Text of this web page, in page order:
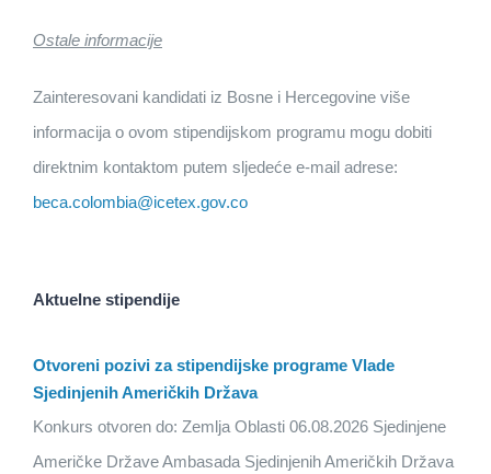
Ostale informacije
Zainteresovani kandidati iz Bosne i Hercegovine više
informacija o ovom stipendijskom programu mogu dobiti
direktnim kontaktom putem sljedeće e-mail adrese:
beca.colombia@icetex.gov.co
Aktuelne stipendije
Otvoreni pozivi za stipendijske programe Vlade
Sjedinjenih Američkih Država
Konkurs otvoren do: Zemlja Oblasti 06.08.2026 Sjedinjene
Američke Države Ambasada Sjedinjenih Američkih Država